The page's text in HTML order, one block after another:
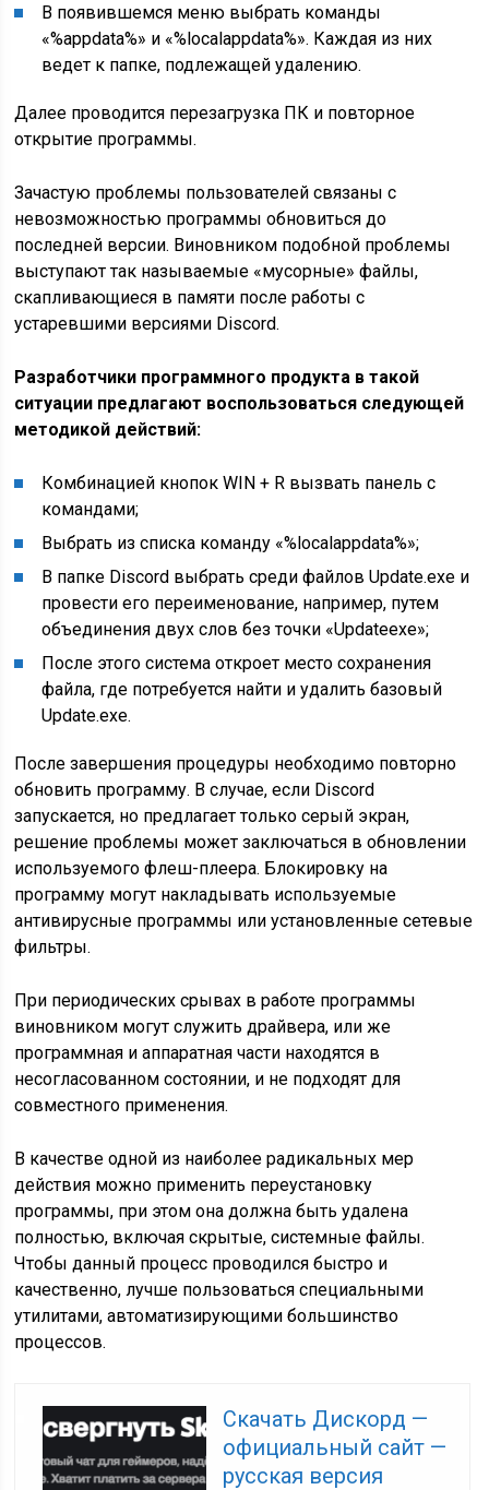
В появившемся меню выбрать команды
«%appdata%» и «%localappdata%». Каждая из них
ведет к папке, подлежащей удалению.
Далее проводится перезагрузка ПК и повторное
открытие программы.
Зачастую проблемы пользователей связаны с
невозможностью программы обновиться до
последней версии. Виновником подобной проблемы
выступают так называемые «мусорные» файлы,
скапливающиеся в памяти после работы с
устаревшими версиями Discord.
Разработчики программного продукта в такой
ситуации предлагают воспользоваться следующей
методикой действий:
Комбинацией кнопок WIN + R вызвать панель с
командами;
Выбрать из списка команду «%localappdata%»;
В папке Discord выбрать среди файлов Update.exe и
провести его переименование, например, путем
объединения двух слов без точки «Updateexe»;
После этого система откроет место сохранения
файла, где потребуется найти и удалить базовый
Update.exe.
После завершения процедуры необходимо повторно
обновить программу. В случае, если Discord
запускается, но предлагает только серый экран,
решение проблемы может заключаться в обновлении
используемого флеш-плеера. Блокировку на
программу могут накладывать используемые
антивирусные программы или установленные сетевые
фильтры.
При периодических срывах в работе программы
виновником могут служить драйвера, или же
программная и аппаратная части находятся в
несогласованном состоянии, и не подходят для
совместного применения.
В качестве одной из наиболее радикальных мер
действия можно применить переустановку
программы, при этом она должна быть удалена
полностью, включая скрытые, системные файлы.
Чтобы данный процесс проводился быстро и
качественно, лучше пользоваться специальными
утилитами, автоматизирующими большинство
процессов.
Cкачать Дискорд —
официальный сайт —
русская версия